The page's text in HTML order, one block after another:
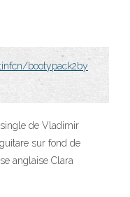
bootypack2by
de Vladimir
sur fond de
anglaise Clara